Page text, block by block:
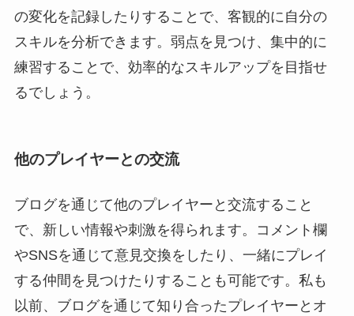
の変化を記録したりすることで、客観的に自分の
スキルを分析できます。弱点を見つけ、集中的に
練習することで、効率的なスキルアップを目指せ
るでしょう。
他のプレイヤーとの交流
ブログを通じて他のプレイヤーと交流すること
で、新しい情報や刺激を得られます。コメント欄
やSNSを通じて意見交換をしたり、一緒にプレイ
する仲間を見つけたりすることも可能です。私も
以前、ブログを通じて知り合ったプレイヤーとオ